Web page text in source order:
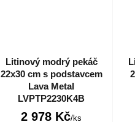
Litinový modrý pekáč
22x30 cm s podstavcem
Lava Metal
LVPTP2230K4B
2 978 Kč/ks